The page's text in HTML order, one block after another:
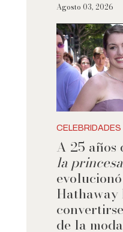
Agosto 03, 2026
CELEBRIDADES
A 25 años
la princesa
Hathaway
de la moda